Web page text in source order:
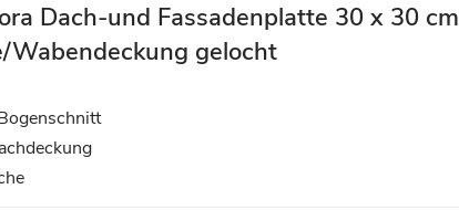
Dach-und Fassadenplatte 30 x 30 cm
Wabendeckung gelocht